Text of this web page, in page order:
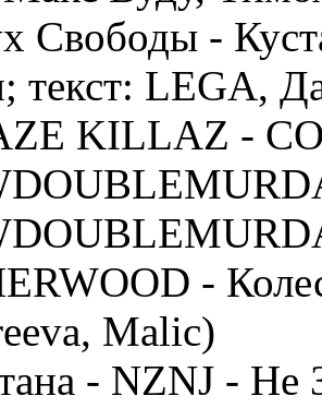
Свободы -
текст: LEGA,
KILLAZ -
-
Malic)
- NZNJ - Не